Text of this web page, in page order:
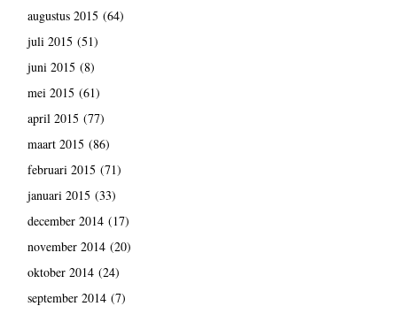
augustus 2015 (64)
juli 2015 (51)
juni 2015 (8)
mei 2015 (61)
april 2015 (77)
maart 2015 (86)
februari 2015 (71)
januari 2015 (33)
december 2014(17)
november 2014(20)
oktober 2014(24)
september 2014(7)